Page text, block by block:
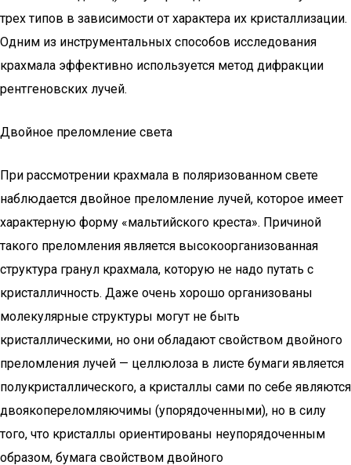
трех типов в зависимости от характера их кристаллизации.
Одним из инструментальных способов исследования
крахмала эффективно используется метод дифракции
рентгеновских лучей.
Двойное преломление света
При рассмотрении крахмала в поляризованном свете
наблюдается двойное преломление лучей, которое имеет
характерную форму «мальтийского креста». Причиной
такого преломления является высокоорганизованная
структура гранул крахмала, которую не надо путать с
кристалличность. Даже очень хорошо организованы
молекулярные структуры могут не быть
кристаллическими, но они обладают свойством двойного
преломления лучей — целлюлоза в листе бумаги является
полукристаллического, а кристаллы сами по себе являются
двоякопереломляючимы (упорядоченными), но в силу
того, что кристаллы ориентированы неупорядоченным
образом, бумага свойством двойного